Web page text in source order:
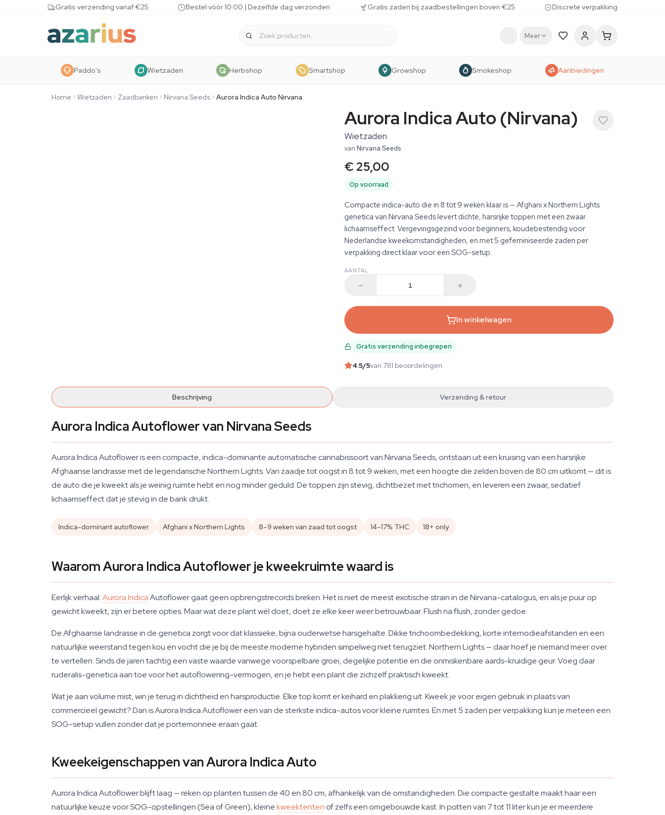
Skip to content Gratis verzending vanaf €25 Bestel vóór 10:00 | Dezelfde dag verzonden Gratis zaden bij zaadbestellingen boven €25 Discrete verpakking
Meer
Paddo's Wietzaden Herbshop Smartshop Growshop Smokeshop Aanbiedingen
Home Wietzaden Zaadbanken Nirvana Seeds Aurora Indica Auto Nirvana
Aurora Indica Auto (Nirvana)
Wietzaden
van Nirvana Seeds
€ 25,00
Op voorraad
Compacte indica-auto die in 8 tot 9 weken klaar is — Afghani x Northern Lights
genetica van Nirvana Seeds levert dichte, harsrijke toppen met een zwaar
lichaamseffect. Vergevingsgezind voor beginners, koudebestendig voor
Nederlandse kweekomstandigheden, en met 5 gefeminiseerde zaden per
verpakking direct klaar voor een SOG-setup.
AANTAL
In winkelwagen
Gratis verzending inbegrepen
4.5/5van 781 beoordelingen
Beschrijving Verzending & retour
Aurora Indica Autoflower van Nirvana Seeds
Aurora Indica Autoflower is een compacte, indica-dominante automatische cannabissoort van Nirvana Seeds, ontstaan uit een kruising van een harsrijke
Afghaanse landrasse met de legendarische Northern Lights. Van zaadje tot oogst in 8 tot 9 weken, met een hoogte die zelden boven de 80 cm uitkomt — dit is
de auto die je kweekt als je weinig ruimte hebt en nog minder geduld. De toppen zijn stevig, dichtbezet met trichomen, en leveren een zwaar, sedatief
lichaamseffect dat je stevig in de bank drukt.
Indica-dominant autoflower Afghani x Northern Lights 8–9 weken van zaad tot oogst 14–17% THC 18+ only
Waarom Aurora Indica Autoflower je kweekruimte waard is
Eerlijk verhaal:Aurora IndicaAutoflower gaat geen opbrengstrecords breken. Het is niet de meest exotische strain in de Nirvana-catalogus, en als je puur op
gewicht kweekt, zijn er betere opties. Maar wat deze plant wél doet, doet ze elke keer weer betrouwbaar. Flush na flush, zonder gedoe.
De Afghaanse landrasse in de genetica zorgt voor dat klassieke, bijna ouderwetse harsgehalte. Dikke trichoombedekking, korte internodieafstanden en een
natuurlijke weerstand tegen kou en vocht die je bij de meeste moderne hybriden simpelweg niet terugziet. Northern Lights — daar hoef je niemand meer over
te vertellen. Sinds de jaren tachtig een vaste waarde vanwege voorspelbare groei, degelijke potentie en die onmiskenbare aards-kruidige geur. Voeg daar
ruderalis-genetica aan toe voor het autoflowering-vermogen, en je hebt een plant die zichzelf praktisch kweekt.
Wat je aan volume mist, win je terug in dichtheid en harsproductie. Elke top komt er keihard en plakkerig uit. Kweek je voor eigen gebruik in plaats van
commercieel gewicht? Dan is Aurora Indica Autoflower een van de sterkste indica-autos voor kleine ruimtes. En met 5 zaden per verpakking kun je meteen een
SOG-setup vullen zonder dat je portemonnee eraan gaat.
Kweekeigenschappen van Aurora Indica Auto
Aurora Indica Autoflower blijft laag — reken op planten tussen de 40 en 80 cm, afhankelijk van de omstandigheden. Die compacte gestalte maakt haar een
natuurlijke keuze voor SOG-opstellingen (Sea of Green), kleinekweektenten of zelfs een omgebouwde kast. In potten van 7 tot 11 liter kun je er meerdere